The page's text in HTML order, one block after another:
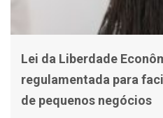
Lei da Liberdade
regulamentada para
de pequenos negócios